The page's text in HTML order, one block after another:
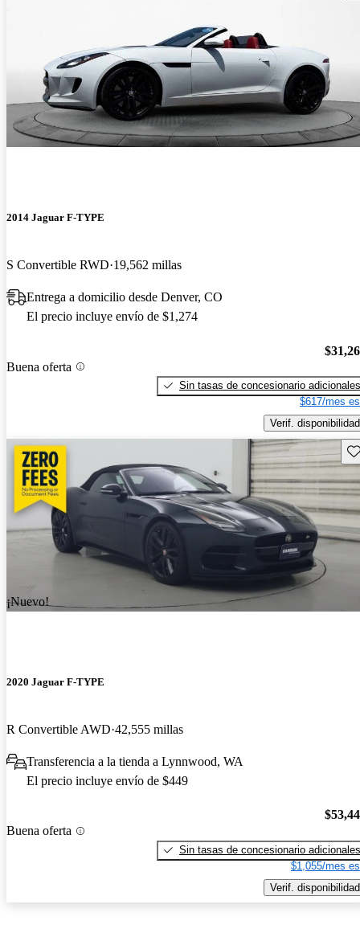
2014 Jaguar F-TYPE
S Convertible RWD 19,562 millas
Entrega a domicilio desde Denver, CO
El precio incluye envío de $1,274
Buena oferta
Sin tasas de concesionario adicionales
$617/mes
Verif. disponibilidad
¡Nuevo!
2020 Jaguar F-TYPE
R Convertible AWD 42,555 millas
Transferencia a la tienda a Lynnwood, WA
El precio incluye envío de $449
Buena oferta
Sin tasas de concesionario adicionales
$1,055/mes
Verif. disponibilidad